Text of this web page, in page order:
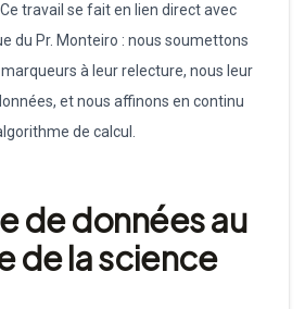
travail se fait en lien direct avec
du Pr. Monteiro : nous soumettons
à leur relecture, nous leur
et nous affinons en continu
de calcul.
de données au
de la science